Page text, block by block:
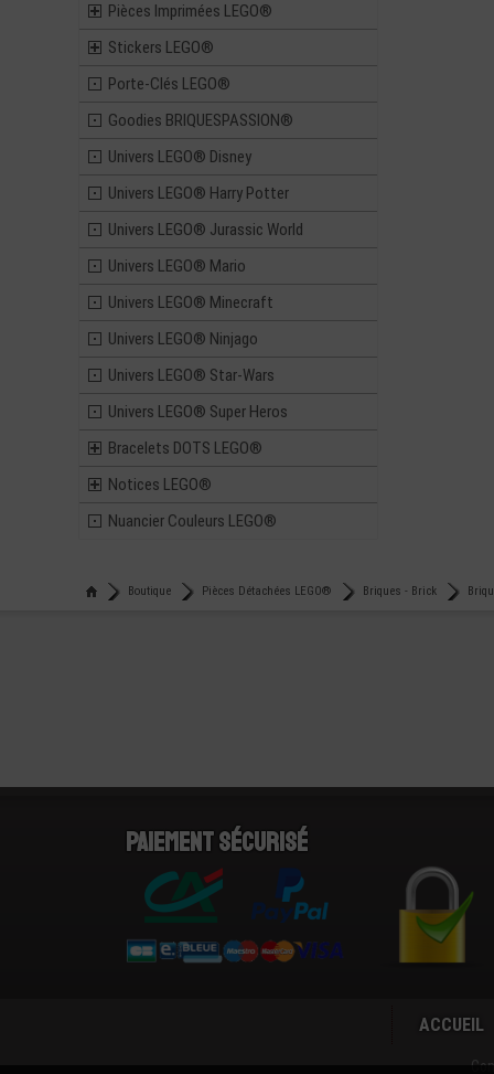
Pièces Imprimées LEGO®
Stickers LEGO®
Porte-Clés LEGO®
Goodies BRIQUESPASSION®
Univers LEGO® Disney
Univers LEGO® Harry Potter
Univers LEGO® Jurassic World
Univers LEGO® Mario
Univers LEGO® Minecraft
Univers LEGO® Ninjago
Univers LEGO® Star-Wars
Univers LEGO® Super Heros
Bracelets DOTS LEGO®
Notices LEGO®
Nuancier Couleurs LEGO®
Boutique Pièces Détachées LEGO® Briques - Brick
Paiement sécurisé
ACCUEIL